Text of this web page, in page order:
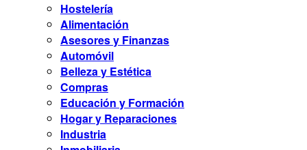
Hostelería
Alimentación
Asesores y Finanzas
Automóvil
Belleza y Estética
Compras
Educación y Formación
Hogar y Reparaciones
Industria